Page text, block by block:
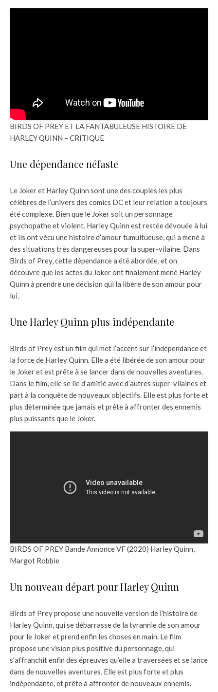
BIRDS OF PREY ET LA FANTABULEUSE HISTOIRE DE
HARLEY QUINN – CRITIQUE
Une dépendance néfaste
Le Joker et Harley Quinn sont une des couples les plus
célèbres de l’univers des comics DC et leur relation a toujours
été complexe. Bien que le Joker soit un personnage
psychopathe et violent, Harley Quinn est restée dévouée à lui
et ils ont vécu une histoire d’amour tumultueuse, qui a mené à
des situations très dangereuses pour la super-vilaine. Dans
Birds of Prey, cette dépendance a été abordée, et on
découvre que les actes du Joker ont finalement mené Harley
Quinn à prendre une décision qui la libère de son amour pour
lui.
Une Harley Quinn plus indépendante
Birds of Prey est un film qui met l’accent sur l’indépendance et
la force de Harley Quinn. Elle a été libérée de son amour pour
le Joker et est prête à se lancer dans de nouvelles aventures.
Dans le film, elle se lie d’amitié avec d’autres super-vilaines et
part à la conquête de nouveaux objectifs. Elle est plus forte et
plus déterminée que jamais et prête à affronter des ennemis
plus puissants que le Joker.
BIRDS OF PREY Bande Annonce VF (2020) Harley Quinn,
Margot Robbie
Un nouveau départ pour Harley Quinn
Birds of Prey propose une nouvelle version de l’histoire de
Harley Quinn, qui se débarrasse de la tyrannie de son amour
pour le Joker et prend enfin les choses en main. Le film
propose une vision plus positive du personnage, qui
s’affranchit enfin des épreuves qu’elle a traversées et se lance
dans de nouvelles aventures. Elle est plus forte et plus
indépendante, et prête à affronter de nouveaux ennemis.